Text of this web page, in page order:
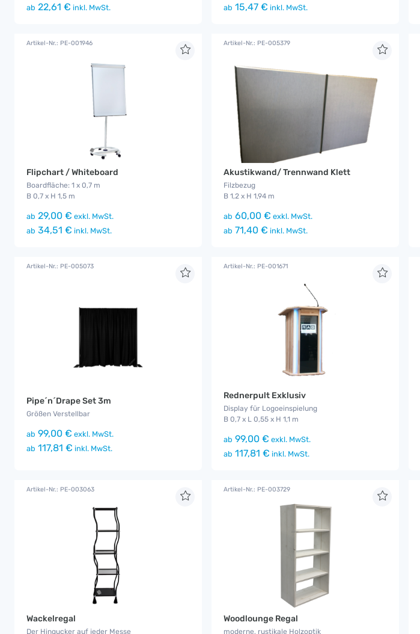
ab 22,61 € inkl. MwSt.
ab 15,47 € inkl. MwSt.
Artikel-Nr.: PE-001946
Flipchart / Whiteboard
Boardfläche: 1 x 0,7 m
B 0,7 x H 1,5 m
ab 29,00 € exkl. MwSt.
ab 34,51 € inkl. MwSt.
Artikel-Nr.: PE-005379
Akustikwand/ Trennwand Klett
Filzbezug
B 1,2 x H 1,94 m
ab 60,00 € exkl. MwSt.
ab 71,40 € inkl. MwSt.
Artikel-Nr.: PE-005073
Pipe´n´Drape Set 3m
Größen Verstellbar
ab 99,00 € exkl. MwSt.
ab 117,81 € inkl. MwSt.
Artikel-Nr.: PE-001671
Rednerpult Exklusiv
Display für Logoeinspielung
B 0,7 x L 0,55 x H 1,1 m
ab 99,00 € exkl. MwSt.
ab 117,81 € inkl. MwSt.
Artikel-Nr.: PE-003063
Wackelregal
Der Hingucker auf jeder Messe
Artikel-Nr.: PE-003729
Woodlounge Regal
moderne, rustikale Holzoptik